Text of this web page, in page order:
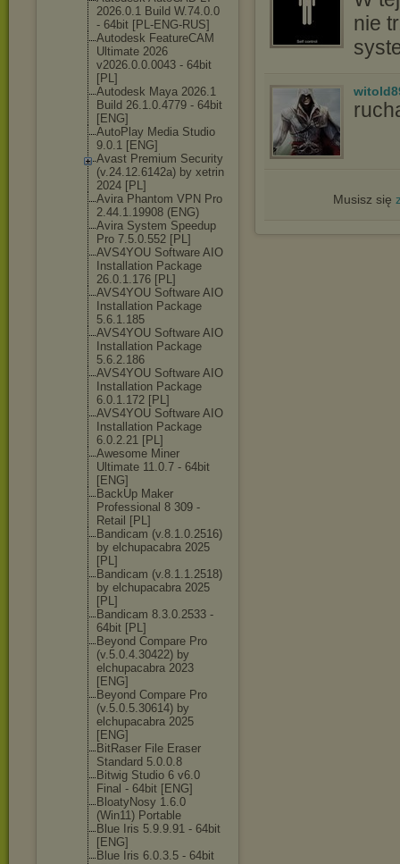
2026.0.1 Build W.74.0.0
- 64bit [PL-ENG-RUS]
Autodesk FeatureCAM
Ultimate 2026
v2026.0.0.0043 - 64bit
[PL]
Autodesk Maya 2026.1
Build 26.1.0.4779 - 64bit
[ENG]
AutoPlay Media Studio
9.0.1 [ENG]
Avast Premium Security
(v.24.12.6142а) by xetrin
2024 [PL]
Avira Phantom VPN Pro
2.44.1.19908 (ENG)
Avira System Speedup
Pro 7.5.0.552 [PL]
AVS4YOU Software AIO
Installation Package
26.0.1.176 [PL]
AVS4YOU Software AIO
Installation Package
5.6.1.185
AVS4YOU Software AIO
Installation Package
5.6.2.186
AVS4YOU Software AIO
Installation Package
6.0.1.172 [PL]
AVS4YOU Software AIO
Installation Package
6.0.2.21 [PL]
Awesome Miner
Ultimate 11.0.7 - 64bit
[ENG]
BackUp Maker
Professional 8 309 -
Retail [PL]
Bandicam (v.8.1.0.2516)
by elchupacabra 2025
[PL]
Bandicam (v.8.1.1.2518)
by elchupacabra 2025
[PL]
Bandicam 8.3.0.2533 -
64bit [PL]
Beyond Compare Pro
(v.5.0.4.30422) by
elchupacabra 2023
[ENG]
Beyond Compare Pro
(v.5.0.5.30614) by
elchupacabra 2025
[ENG]
BitRaser File Eraser
Standard 5.0.0.8
Bitwig Studio 6 v6.0
Final - 64bit [ENG]
BloatyNosy 1.6.0
(Win11) Portable
Blue Iris 5.9.9.91 - 64bit
[ENG]
Blue Iris 6.0.3.5 - 64bit
nie
Musisz się